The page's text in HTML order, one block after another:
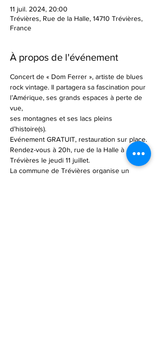
11 juil. 2024, 20:00
Trévières, Rue de la Halle, 14710 Trévières,
France
À propos de l'événement
Concert de « Dom Ferrer », artiste de blues
rock vintage. Il partagera sa fascination pour
l’Amérique, ses grands espaces à perte de
vue,
ses montagnes et ses lacs pleins
d’histoire(s).
Evénement GRATUIT, restauration sur place.
Rendez-vous à 20h, rue de la Halle à
Trévières le jeudi 11 juillet.
La commune de Trévières organise un